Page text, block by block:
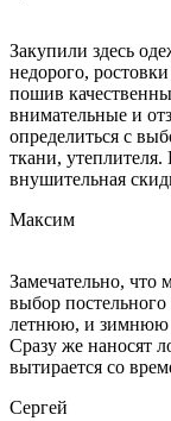
Закупили здесь
недорого,
пошив
внимательные и
определиться с
ткани, утеплителя.
внушительная
Максим
Замечательно, что
выбор
летнюю, и зимнюю
Сразу же наносят
вытирается со
Сергей